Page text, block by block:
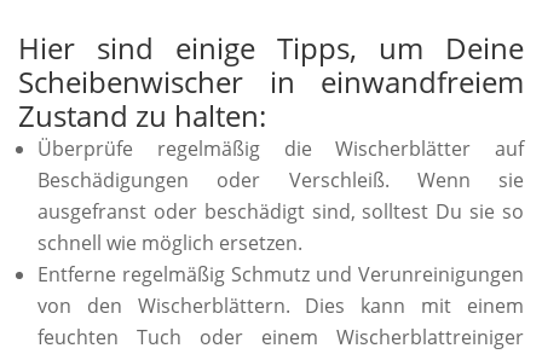
Hier sind einige Tipps, um Deine
Scheibenwischer in einwandfreiem
Zustand zu halten:
Überprüfe regelmäßig die Wischerblätter auf
Beschädigungen oder Verschleiß. Wenn sie
ausgefranst oder beschädigt sind, solltest Du sie so
schnell wie möglich ersetzen.
Entferne regelmäßig Schmutz und Verunreinigungen
von den Wischerblättern. Dies kann mit einem
feuchten Tuch oder einem Wischerblattreiniger